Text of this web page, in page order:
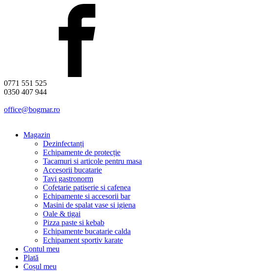
0771 551 525
0350 407 944
office@bogmar.ro
Magazin
Dezinfectanți
Echipamente de protecție
Tacamuri si articole pentru masa
Accesorii bucatarie
Tavi gastronorm
Cofetarie patiserie si cafenea
Echipamente si accesorii bar
Masini de spalat vase si igiena
Oale & tigai
Pizza paste si kebab
Echipamente bucatarie calda
Echipament sportiv karate
Contul meu
Plată
Coșul meu